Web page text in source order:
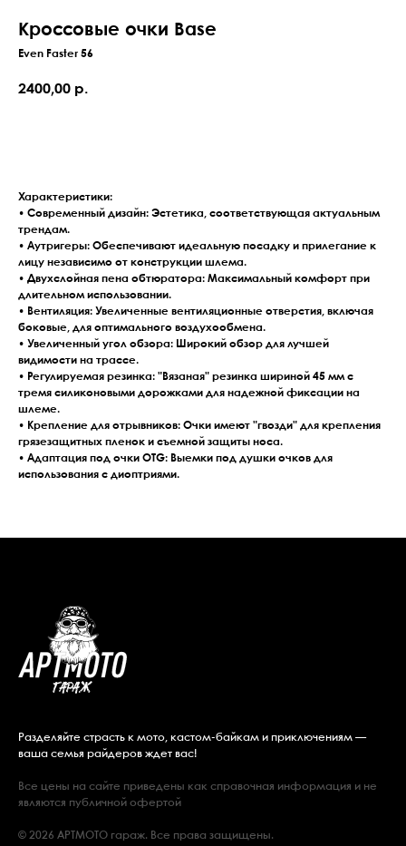
Кроссовые очки Base
Even Faster 56
2400,00 р.
Характеристики:
• Современный дизайн: Эстетика, соответствующая актуальным
трендам.
• Аутригеры: Обеспечивают идеальную посадку и прилегание к
лицу независимо от конструкции шлема.
• Двухслойная пена обтюратора: Максимальный комфорт при
длительном использовании.
• Вентиляция: Увеличенные вентиляционные отверстия, включая
боковые, для оптимального воздухообмена.
• Увеличенный угол обзора: Широкий обзор для лучшей
видимости на трассе.
• Регулируемая резинка: "Вязаная" резинка шириной 45 мм с
тремя силиконовыми дорожками для надежной фиксации на
шлеме.
• Крепление для отрывников: Очки имеют "гвозди" для крепления
грязезащитных пленок и съемной защиты носа.
• Адаптация под очки OTG: Выемки под душки очков для
использования с диоптриями.
Разделяйте страсть к мото, кастом-байкам и приключениям —
ваша семья райдеров ждет вас!
Все цены на сайте приведены как справочная информация и не
являются публичной офертой
© 2026 АРТМОТО гараж. Все права защищены.